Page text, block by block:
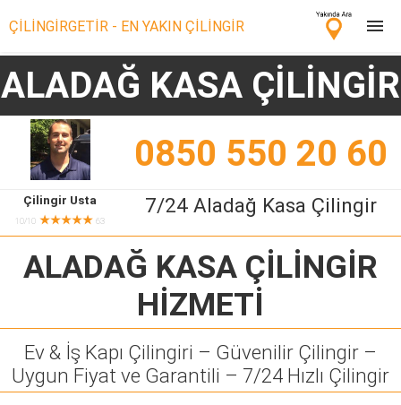
ÇİLİNGİRGETİR - EN YAKIN ÇİLİNGİR
Çilingir Ara
Çilingir misin? Bize Katıl!
ALADAĞ KASA ÇİLİNGİR
0850 550 20 60
Çilingir Usta
10/10 ★★★★★63
7/24 Aladağ Kasa Çilingir
ALADAĞ KASA ÇİLİNGİR
HİZMETİ
Ev & İş Kapı Çilingiri – Güvenilir Çilingir –
Uygun Fiyat ve Garantili – 7/24 Hızlı Çilingir